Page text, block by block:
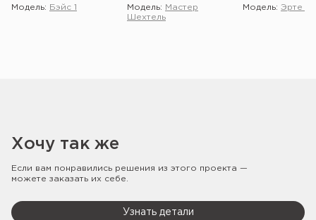
Модель: Бэйс 1 Модель:
Мастер
Шехтель
Модель: Эрте 2
Хочу так же
Если вам понравились решения из этого проекта —
можете заказать их себе.
Узнать детали